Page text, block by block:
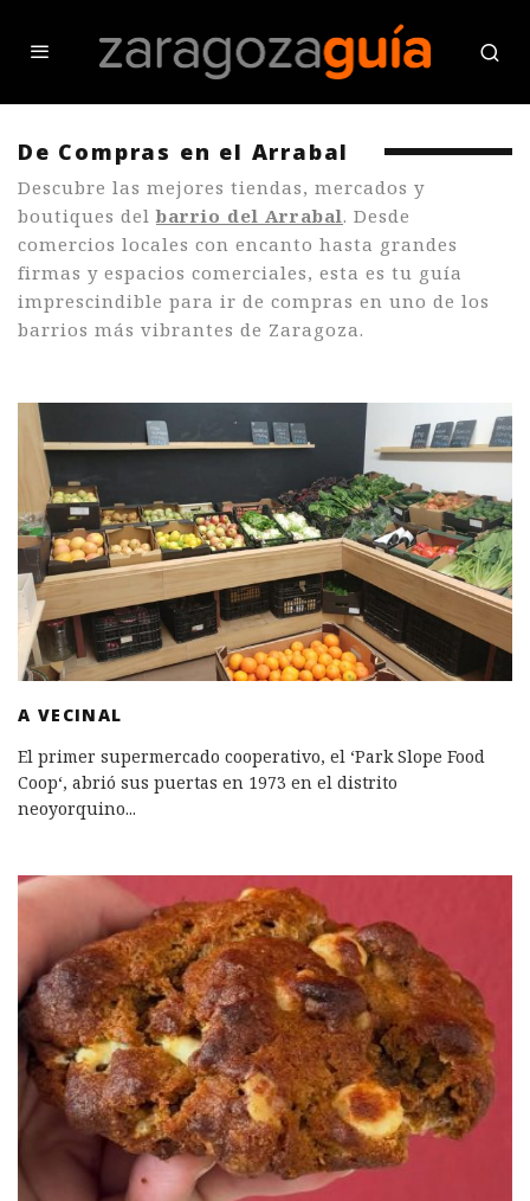
De Compras en el Arrabal
Descubre las mejores tiendas, mercados y
boutiques delbarrio del Arrabal. Desde
comercios locales con encanto hasta grandes
firmas y espacios comerciales, esta es tu guía
imprescindible para ir de compras en uno de los
barrios más vibrantes de Zaragoza.
A VECINAL
El primer supermercado cooperativo, el ‘Park Slope Food
Coop‘, abrió sus puertas en 1973 en el distrito
neoyorquino...